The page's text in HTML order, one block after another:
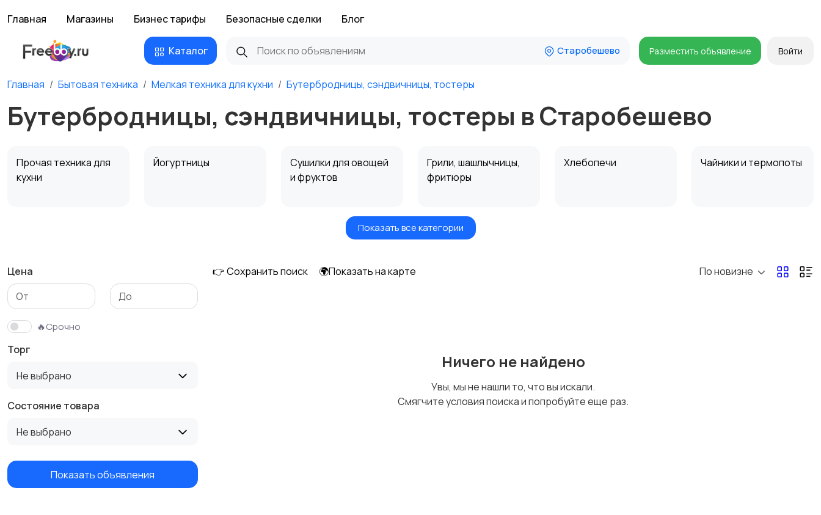
Главная Магазины Бизнес тарифы Безопасные сделки Блог
Каталог Старобешево Разместить объявление Войти
Главная Бытовая техника Мелкая техника для кухни Бутербродницы, сэндвичницы, тостеры
Бутербродницы, сэндвичницы, тостеры в Старобешево
Прочая техника для
кухни
Йогуртницы
Сушилки для овощей
и фруктов
Грили, шашлычницы,
фритюры
Хлебопечи Чайники и термопоты
Мультиварки и
Кухонные весы
Бутербродницы,
сэндвичницы,
тостеры
Кухонные комбайны,
Показать все категории
Цена
🔥Срочно
Торг
Не выбрано
Состояние товара
Не выбрано
Показать объявления
👉 Сохранить поиск 🌍Показать на карте По новизне
Ничего не найдено
Увы, мы не нашли то, что вы искали.
Смягчите условия поиска и попробуйте еще раз.